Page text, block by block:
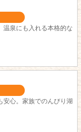
温泉にも入れる本格的な
安心。家族でのんびり湖